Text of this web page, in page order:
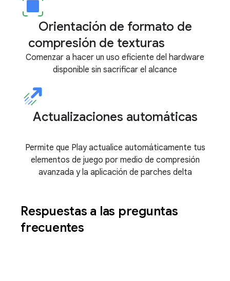
Orientación de formato de
compresión de texturas
Comenzar a hacer un uso eficiente del hardware
disponible sin sacrificar el alcance
Actualizaciones automáticas
Permite que Play actualice automáticamente tus
elementos de juego por medio de compresión
avanzada y la aplicación de parches delta
Respuestas a las preguntas
frecuentes